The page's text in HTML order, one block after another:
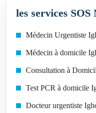
les services
Médecin Urgentiste
Médecin à domicile
Consultation à
Test PCR à domicile
Docteur urgentiste